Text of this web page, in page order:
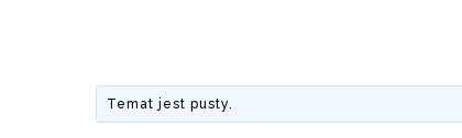
Temat jest pusty.